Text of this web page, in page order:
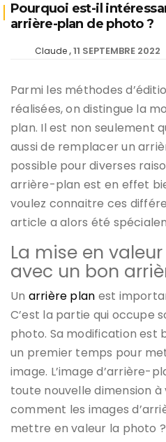
Pourquoi est-il
arrière-plan de photo ?
Claude 11 SEPTEMBRE 2022
Parmi les méthodes
réalisées, on distingue la
plan. Il est non seulement
aussi de remplacer un
possible pour diverses
arrière-plan est en effet
voulez connaitre ces
article a alors été
La mise en
avec un bon
Un arrière plan est
C’est la partie qui occupe
photo. Sa modification est
un premier temps pour
image. L’image d’arrière-
toute nouvelle dimension à
comment les images
mettre en valeur la photo ?